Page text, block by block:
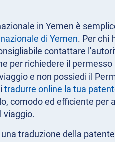
in Yemen è
di Yemen. Per chi
contattare
per richiedere il permesso
e non possiedi il
tradurre online la tua
comodo ed efficiente per
viaggio.
traduzione della